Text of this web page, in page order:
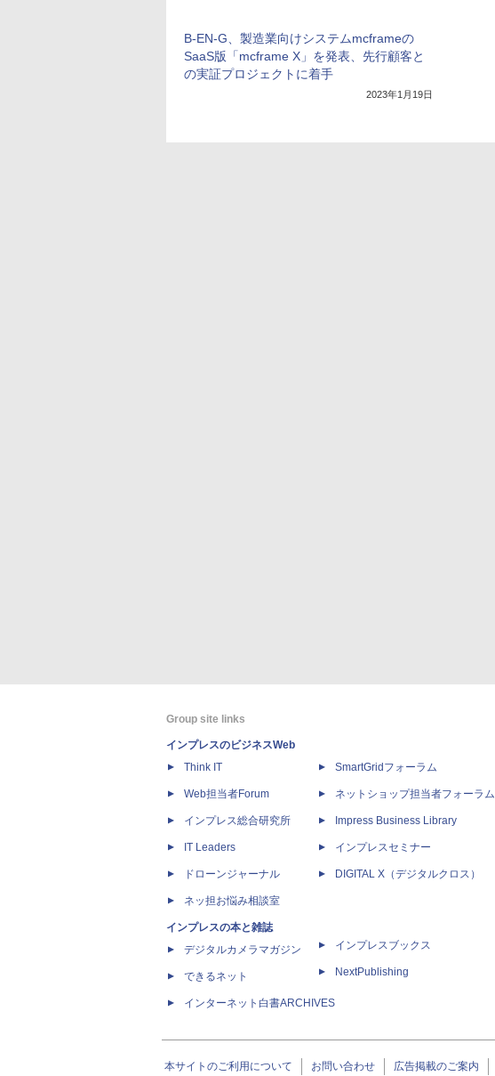
B-EN-G、製造業向けシステムmcframeの
SaaS版「mcframe X」を発表、先行顧客と
の実証プロジェクトに着手
2023年1月19日
Group site links
インプレスのビジネスWeb
Think IT
Web担当者Forum
インプレス総合研究所
IT Leaders
ドローンジャーナル
ネッ担お悩み相談室
インプレスの本と雑誌
デジタルカメラマガジン
できるネット
インターネット白書ARCHIVES
SmartGridフォーラム
ネットショップ担当者フォーラム
Impress Business Library
インプレスセミナー
DIGITAL X（デジタルクロス）
インプレスブックス
NextPublishing
本サイトのご利用について お問い合わせ 広告掲載のご案内